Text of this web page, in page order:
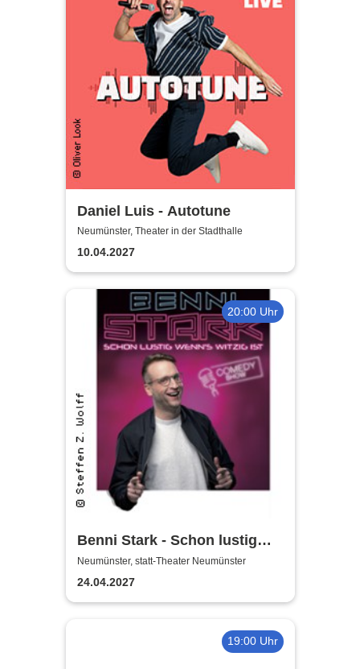
Daniel Luis - Autotune
Neumünster, Theater in der Stadthalle
10.04.2027
20:00 Uhr
Benni Stark - Schon lustig
wenn‘s witzig ist!
Neumünster, statt-Theater Neumünster
24.04.2027
19:00 Uhr